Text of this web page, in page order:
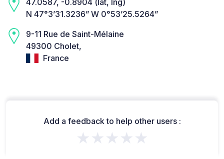
47.0587, -0.8904 (lat, lng)
N 47°3’31.3236” W 0°53’25.5264”
9-11 Rue de Saint-Mélaine
49300 Cholet,
France
Add a feedback to help other users :
★★★★★